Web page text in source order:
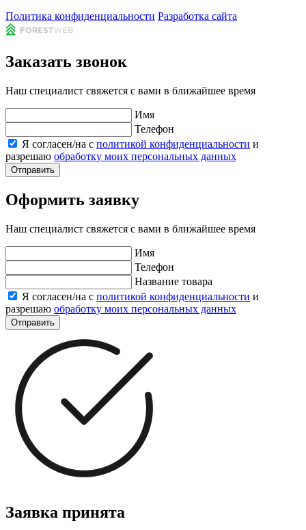
Политика конфиденциальности Разработка сайта
Заказать звонок
Наш специалист свяжется с вами в ближайшее время
Имя
Телефон
Я согласен/на с политикой конфиденциальности и
разрешаю обработку моих персональных данных
Отправить
Оформить заявку
Наш специалист свяжется с вами в ближайшее время
Имя
Телефон
Название товара
Я согласен/на с политикой конфиденциальности и
разрешаю обработку моих персональных данных
Отправить
Заявка принята